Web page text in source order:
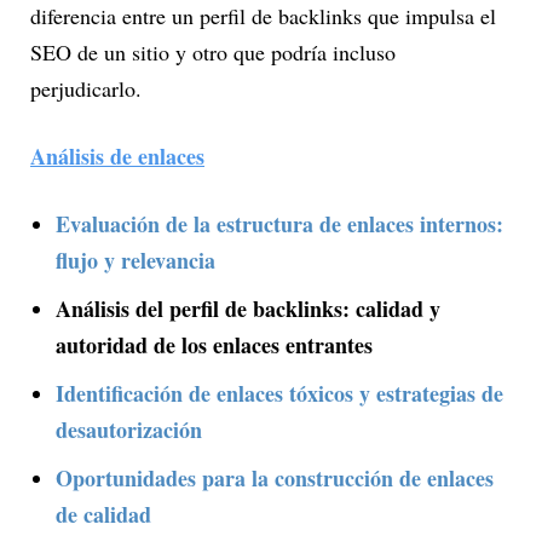
diferencia entre un perfil de backlinks que impulsa el
SEO de un sitio y otro que podría incluso
perjudicarlo.
Análisis de enlaces
Evaluación de la estructura de enlaces internos:
flujo y relevancia
Análisis del perfil de backlinks: calidad y
autoridad de los enlaces entrantes
Identificación de enlaces tóxicos y estrategias de
desautorización
Oportunidades para la construcción de enlaces
de calidad